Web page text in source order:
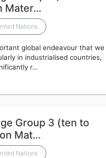
Mater…
Nations
global endeavour that we
in industrialised countries,
r…
Group 3 (ten to
Mat…
Nations